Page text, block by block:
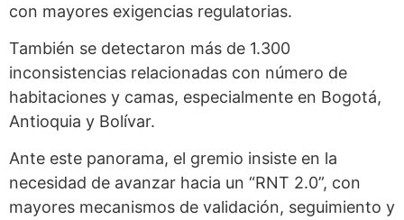
con mayores exigencias regulatorias.
También se detectaron más de 1.300
inconsistencias relacionadas con número de
habitaciones y camas, especialmente en Bogotá,
Antioquia y Bolívar.
Ante este panorama, el gremio insiste en la
necesidad de avanzar hacia un “RNT 2.0”, con
mayores mecanismos de validación, seguimiento y